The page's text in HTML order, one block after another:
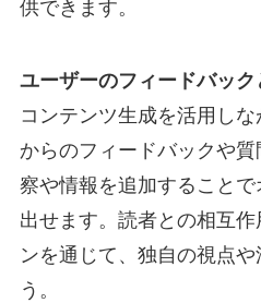
供できます。
ユーザーのフィードバック
コンテンツ生成を活用し
からのフィードバックや
察や情報を追加すること
出せます。読者との相互
ンを通じて、独自の視点や
う。